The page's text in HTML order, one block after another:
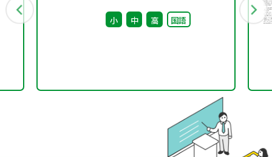
回） 配付資料
小 中 高 国語